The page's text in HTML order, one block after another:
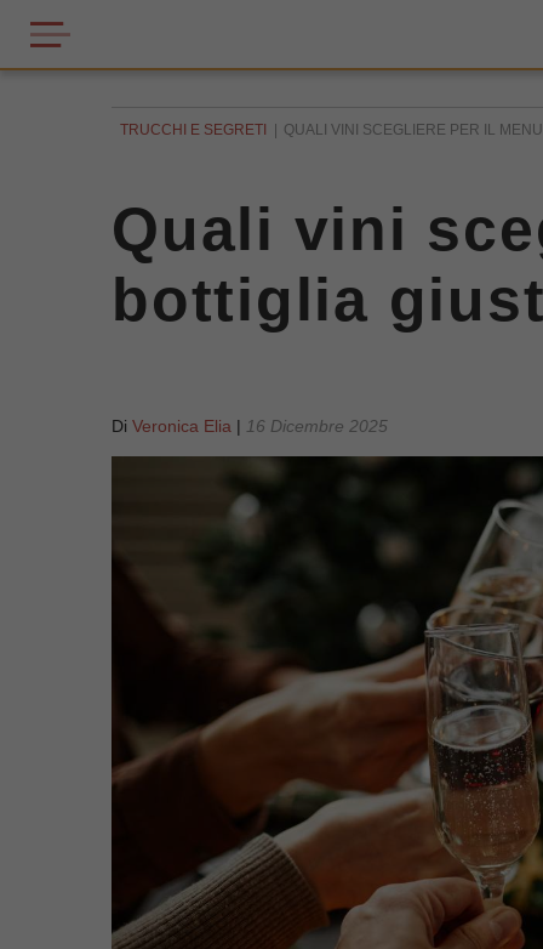
TRUCCHI E SEGRETI QUALI VINI SCEGLIERE PER IL
Quali vini
bottiglia
Di Veronica Elia | 16 Dicembre 2025